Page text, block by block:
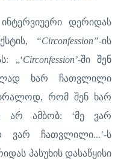
დერიდას
“Circonfession”-ის
„‘Circonfession’-ში შენ
ხარ ჩათვლილი
რომ შენ ხარ
არ ამბობ: ‘მე ვარ
ვარ ჩათვლილი...’-ს
პასუხის დასაწყისი